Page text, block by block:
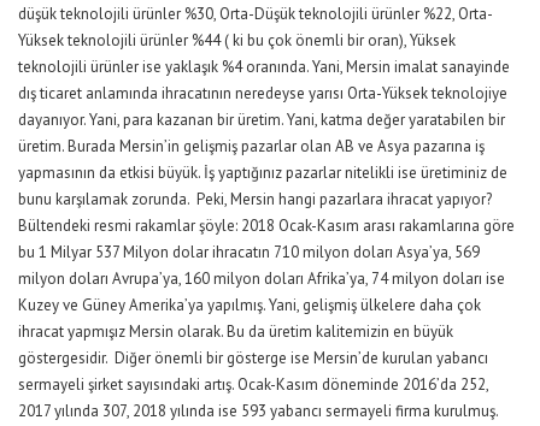
düşük teknolojili ürünler %30, Orta-Düşük teknolojili ürünler %22, Orta-
Yüksek teknolojili ürünler %44 ( ki bu çok önemli bir oran), Yüksek
teknolojili ürünler ise yaklaşık %4 oranında. Yani, Mersin imalat sanayinde
dış ticaret anlamında ihracatının neredeyse yarısı Orta-Yüksek teknolojiye
dayanıyor. Yani, para kazanan bir üretim. Yani, katma değer yaratabilen bir
üretim. Burada Mersin’in gelişmiş pazarlar olan AB ve Asya pazarına iş
yapmasının da etkisi büyük. İş yaptığınız pazarlar nitelikli ise üretiminiz de
bunu karşılamak zorunda. Peki, Mersin hangi pazarlara ihracat yapıyor?
Bültendeki resmi rakamlar şöyle: 2018 Ocak-Kasım arası rakamlarına göre
bu 1 Milyar 537 Milyon dolar ihracatın 710 milyon doları Asya’ya, 569
milyon doları Avrupa’ya, 160 milyon doları Afrika’ya, 74 milyon doları ise
Kuzey ve Güney Amerika’ya yapılmış. Yani, gelişmiş ülkelere daha çok
ihracat yapmışız Mersin olarak. Bu da üretim kalitemizin en büyük
göstergesidir. Diğer önemli bir gösterge ise Mersin’de kurulan yabancı
sermayeli şirket sayısındaki artış. Ocak-Kasım döneminde 2016’da 252,
2017 yılında 307, 2018 yılında ise 593 yabancı sermayeli firma kurulmuş.